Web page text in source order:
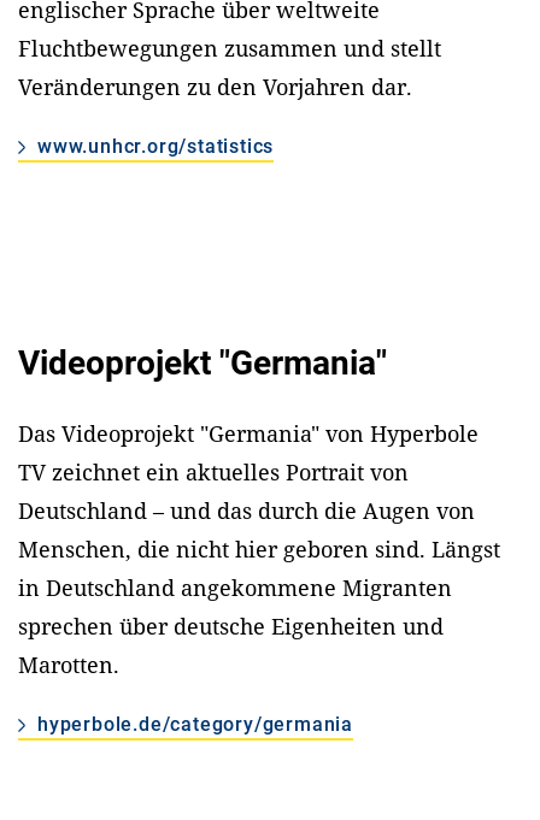
englischer Sprache über weltweite
Fluchtbewegungen zusammen und stellt
Veränderungen zu den Vorjahren dar.
www.unhcr.org/statistics
Videoprojekt "Germania"
Das Videoprojekt "Germania" von Hyperbole
TV zeichnet ein aktuelles Portrait von
Deutschland – und das durch die Augen von
Menschen, die nicht hier geboren sind. Längst
in Deutschland angekommene Migranten
sprechen über deutsche Eigenheiten und
Marotten.
hyperbole.de/category/germania